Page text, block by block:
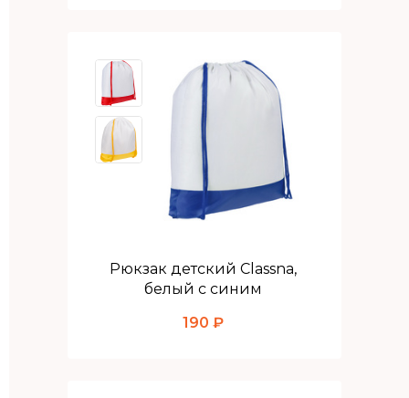
Рюкзак детский Classna,
белый с синим
190 ₽